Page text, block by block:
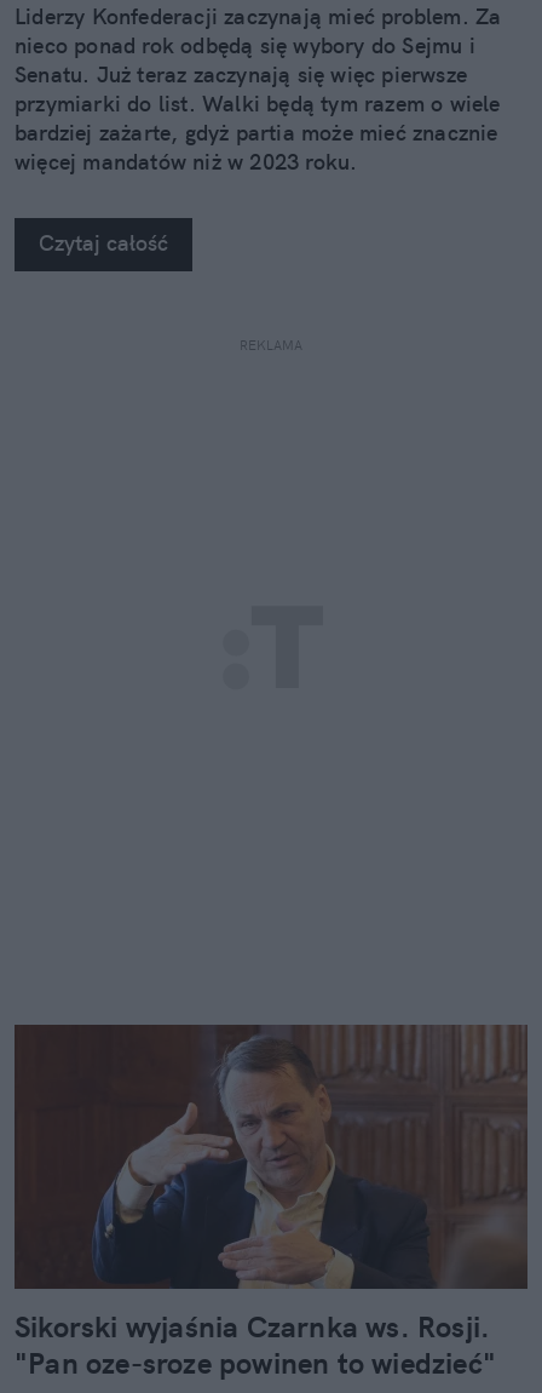
Liderzy Konfederacji zaczynają mieć problem. Za
nieco ponad rok odbędą się wybory do Sejmu i
Senatu. Już teraz zaczynają się więc pierwsze
przymiarki do list. Walki będą tym razem o wiele
bardziej zażarte, gdyż partia może mieć znacznie
więcej mandatów niż w 2023 roku.
Czytaj całość
REKLAMA
Sikorski wyjaśnia Czarnka ws. Rosji.
"Pan oze-sroze powinen to wiedzieć"